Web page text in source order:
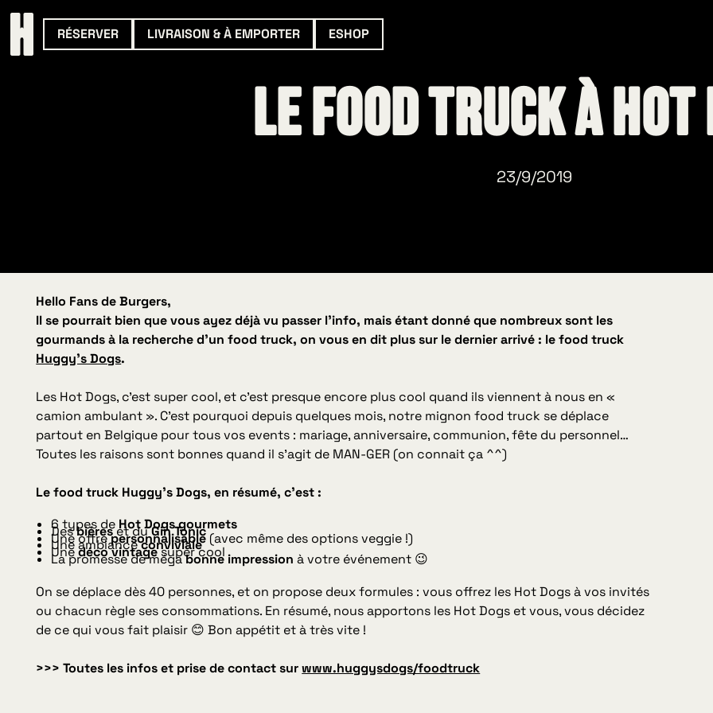
RÉSERVER LIVRAISON & À EMPORTER ESHOP
Le Food Truck à Hot
23/9/2019
Hello Fans de Burgers,
Il se pourrait bien que vous ayez déjà vu passer l’info, mais étant donné que nombreux sont les
gourmands à la recherche d’un food truck, on vous en dit plus sur le dernier arrivé : le food truck
Huggy’s Dogs.
Les Hot Dogs, c’est super cool, et c’est presque encore plus cool quand ils viennent à nous en «
camion ambulant ». C’est pourquoi depuis quelques mois, notre mignon food truck se déplace
partout en Belgique pour tous vos events : mariage, anniversaire, communion, fête du personnel…
Toutes les raisons sont bonnes quand il s’agit de MAN-GER (on connait ça ^^)
Le food truck Huggy’s Dogs, en résumé, c’est :
6 types de Hot Dogs gourmets
Desbièreset duGin Tonic
Une offrepersonnalisable (avec même des options veggie !)
Une ambianceconviviale
Unedéco vintagesuper cool
La promesse de mégabonne impression à votre événement 😉
On se déplace dès 40 personnes, et on propose deux formules : vous offrez les Hot Dogs à vos invités
ou chacun règle ses consommations. En résumé, nous apportons les Hot Dogs et vous, vous décidez
de ce qui vous fait plaisir 😊 Bon appétit et à très vite !
>>> Toutes les infos et prise de contact surwww.huggysdogs/foodtruck